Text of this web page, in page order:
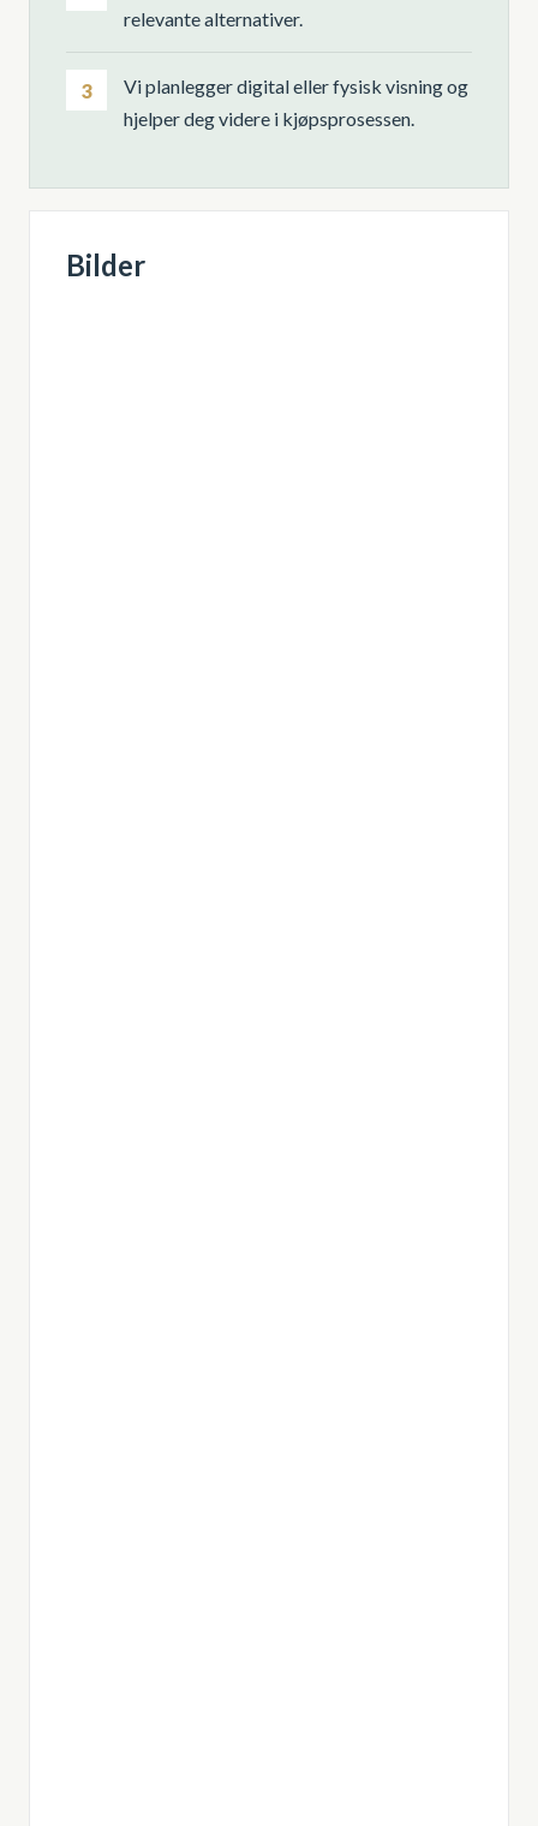
relevante alternativer.
3
Vi planlegger digital eller fysisk visning og
hjelper deg videre i kjøpsprosessen.
Bilder